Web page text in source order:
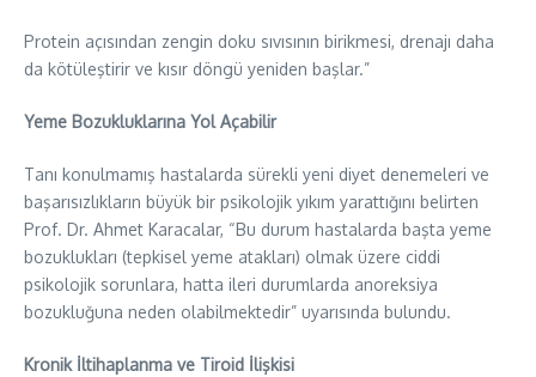
Protein açısından zengin doku sıvısının birikmesi, drenajı daha
da kötüleştirir ve kısır döngü yeniden başlar.”
Yeme Bozukluklarına Yol Açabilir
Tanı konulmamış hastalarda sürekli yeni diyet denemeleri ve
başarısızlıkların büyük bir psikolojik yıkım yarattığını belirten
Prof. Dr. Ahmet Karacalar, “Bu durum hastalarda başta yeme
bozuklukları (tepkisel yeme atakları) olmak üzere ciddi
psikolojik sorunlara, hatta ileri durumlarda anoreksiya
bozukluğuna neden olabilmektedir” uyarısında bulundu.
Kronik İltihaplanma ve Tiroid İlişkisi